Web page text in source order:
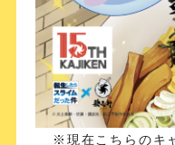
※現在こちらのキ